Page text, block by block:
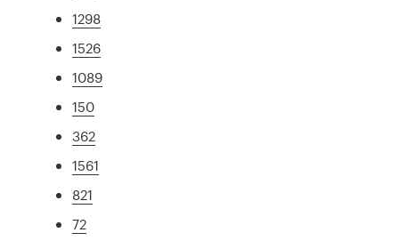
1298
1526
1089
150
362
1561
821
72